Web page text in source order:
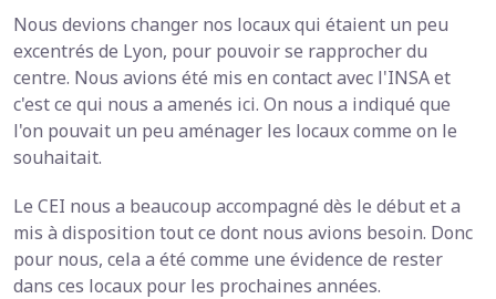
Nous devions changer nos locaux qui étaient un peu
excentrés de Lyon, pour pouvoir se rapprocher du
centre. Nous avions été mis en contact avec l'INSA et
c'est ce qui nous a amenés ici. On nous a indiqué que
l'on pouvait un peu aménager les locaux comme on le
souhaitait.
Le CEI nous a beaucoup accompagné dès le début et a
mis à disposition tout ce dont nous avions besoin. Donc
pour nous, cela a été comme une évidence de rester
dans ces locaux pour les prochaines années.